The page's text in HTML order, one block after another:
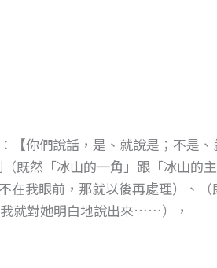
【你們說話，是、就說是；不是
然「冰山的一角」跟「冰山的
我眼前，那就以後再處理）、（
就對她明白地說出來……），